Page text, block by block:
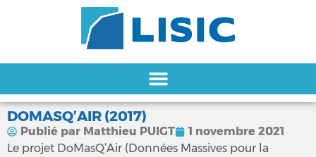
DOMASQ’AIR (2017)
Publié par Matthieu PUIGT
1 novembre 2021
Le projet DoMasQ’Air (Données Massives pour la